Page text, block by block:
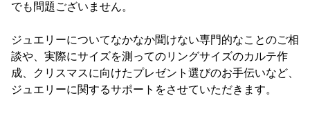
でも問題ございません。
ジュエリーについてなかなか聞けない専門的なことのご相
談や、実際にサイズを測ってのリングサイズのカルテ作
成、クリスマスに向けたプレゼント選びのお手伝いなど、
ジュエリーに関するサポートをさせていただきます。